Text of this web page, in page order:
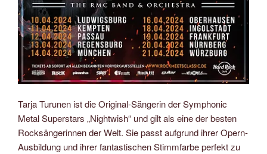
Tarja Turunen ist die Original-Sängerin der Symphonic
Metal Superstars „Nightwish“ und gilt als eine der besten
Rocksängerinnen der Welt. Sie passt aufgrund ihrer Opern-
Ausbildung und ihrer fantastischen Stimmfarbe perfekt zu